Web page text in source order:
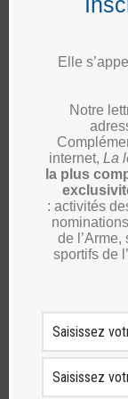
UNPRG
[sibwp_form id=1]
Elle
Notre
internet, La
la plus
: activités
de
sportifs de